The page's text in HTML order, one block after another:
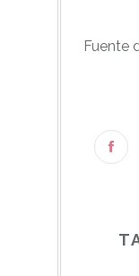
Fuente